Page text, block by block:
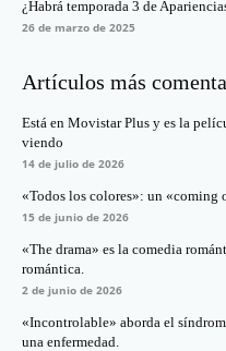
¿Habrá temporada 3 de
26 de marzo de 2025
Artículos más
Está en Movistar Plus y es la
viendo
14 de julio de 2026
«Todos los colores»: un «coming
15 de junio de 2026
«The drama» es la comedia
romántica.
2 de junio de 2026
«Incontrolable» aborda el
una enfermedad.